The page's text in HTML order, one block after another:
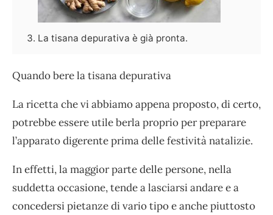
La tisana depurativa è già pronta.
Quando bere la tisana depurativa
La ricetta che vi abbiamo appena proposto, di certo,
potrebbe essere utile berla proprio per preparare
l’apparato digerente prima delle festività natalizie.
In effetti, la maggior parte delle persone, nella
suddetta occasione, tende a lasciarsi andare e a
concedersi pietanze di vario tipo e anche piuttosto